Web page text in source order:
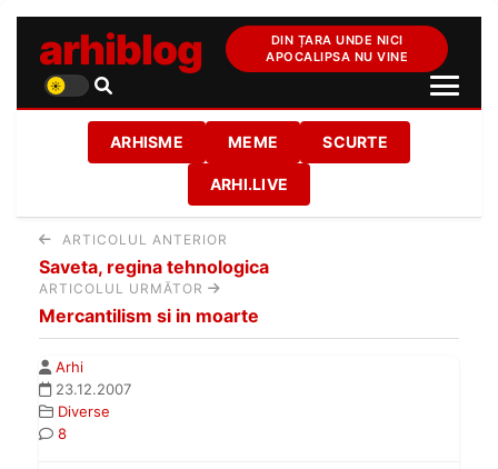
arhiblog
DIN ȚARA UNDE NICI
APOCALIPSA NU VINE
ARHISME MEME SCURTE
ARHI.LIVE
ARTICOLUL ANTERIOR
Saveta, regina tehnologica
ARTICOLUL URMĂTOR
Mercantilism si in moarte
Arhi
23.12.2007
Diverse
8